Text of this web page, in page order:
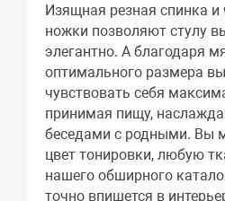
Изящная резная спинка и
ножки позволяют стулу
элегантно. А благодаря
оптимального размера
чувствовать себя
принимая пищу,
беседами с родными. Вы
цвет тонировки, любую
нашего обширного
точно впишется в